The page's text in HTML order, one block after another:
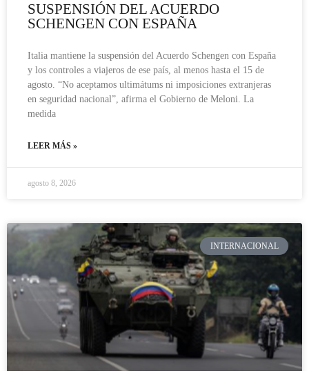
SUSPENSIÓN DEL ACUERDO
SCHENGEN CON ESPAÑA
Italia mantiene la suspensión del Acuerdo Schengen con España
y los controles a viajeros de ese país, al menos hasta el 15 de
agosto. “No aceptamos ultimátums ni imposiciones extranjeras
en seguridad nacional”, afirma el Gobierno de Meloni. La
medida
LEER MÁS »
agosto 8, 2026
INTERNACIONAL